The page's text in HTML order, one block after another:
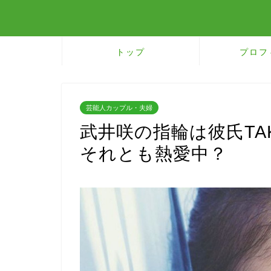
トップ プロ
芸能人カップル・夫婦
武井咲の指輪は彼氏
それとも熱愛中？